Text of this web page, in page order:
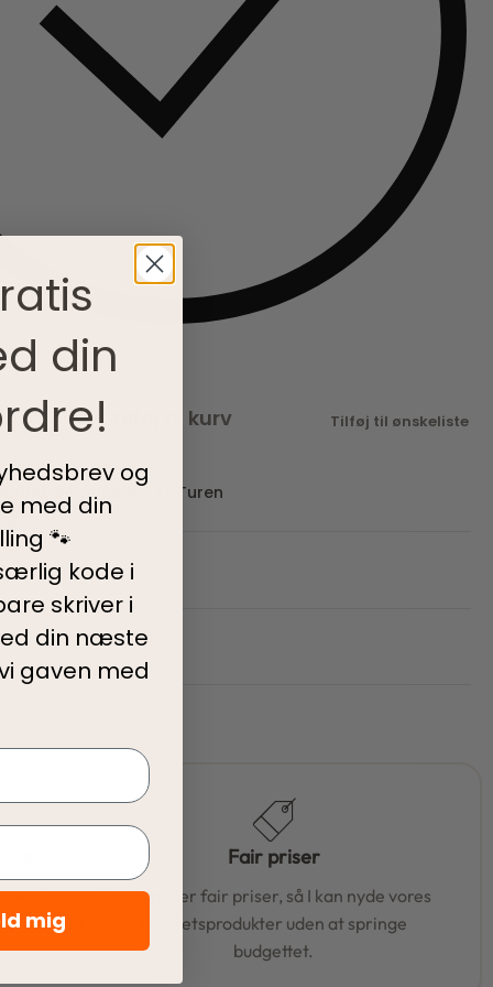
Tilføj til kurv Tilføj til ønskeliste
Rejseudstyr Til Turen
Google
dig
Fair priser
Vi tilbyder fair priser, så I kan nyde vores
kvalitetsprodukter uden at springe
budgettet.
din
og
med din
🐾
kode i
skriver i
din næste
gaven med
mig